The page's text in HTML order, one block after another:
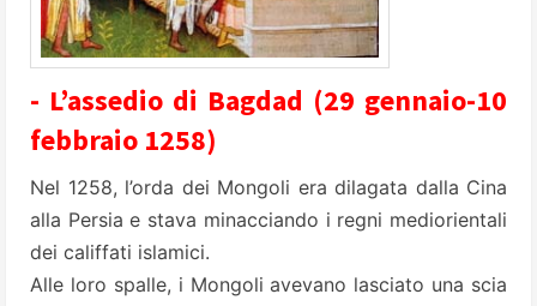
- L’assedio di Bagdad (29 gennaio-10
febbraio 1258)
Nel 1258, l’orda dei Mongoli era dilagata dalla Cina
alla Persia e stava minacciando i regni mediorientali
dei califfati islamici.
Alle loro spalle, i Mongoli avevano lasciato una scia